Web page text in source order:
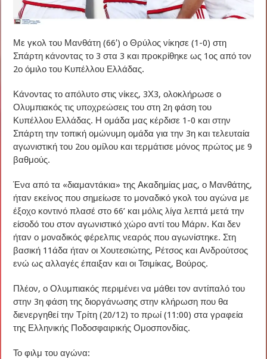
Με γκολ του Μανθάτη (66′) ο Θρύλος νίκησε (1-0) στη
Σπάρτη κάνοντας το 3 στα 3 και προκρίθηκε ως 1ος από τον
2ο όμιλο του Κυπέλλου Ελλάδας.
Κάνοντας το απόλυτο στις νίκες, 3Χ3, ολοκλήρωσε ο
Ολυμπιακός τις υποχρεώσεις του στη 2η φάση του
Κυπέλλου Ελλάδας. Η ομάδα μας κέρδισε 1-0 και στην
Σπάρτη την τοπική ομώνυμη ομάδα για την 3η και τελευταία
αγωνιστική του 2ου ομίλου και τερμάτισε μόνος πρώτος με 9
βαθμούς.
Ένα από τα «διαμαντάκια» της Ακαδημίας μας, ο Μανθάτης,
ήταν εκείνος που σημείωσε το μοναδικό γκολ του αγώνα με
έξοχο κοντινό πλασέ στο 66’ και μόλις λίγα λεπτά μετά την
είσοδό του στον αγωνιστικό χώρο αντί του Μάριν. Και δεν
ήταν ο μοναδικός φέρελπις νεαρός που αγωνίστηκε. Στη
βασική 11άδα ήταν οι Χουτεσιώτης, Ρέτσος και Ανδρούτσος
ενώ ως αλλαγές έπαιξαν και οι Τσιμίκας, Βούρος.
Πλέον, ο Ολυμπιακός περιμένει να μάθει τον αντίπαλό του
στην 3η φάση της διοργάνωσης στην κλήρωση που θα
διενεργηθεί την Τρίτη (20/12) το πρωί (11:00) στα γραφεία
της Ελληνικής Ποδοσφαιρικής Ομοσπονδίας.
Το φιλμ του αγώνα: